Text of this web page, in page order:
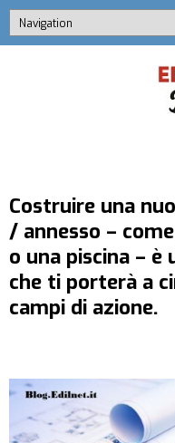
Costruire una
/ annesso –
o una piscina –
che ti porterà a
campi di azione.